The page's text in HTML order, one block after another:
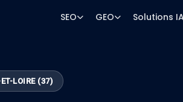
SEO GEO Solutions
LOIRE (37)